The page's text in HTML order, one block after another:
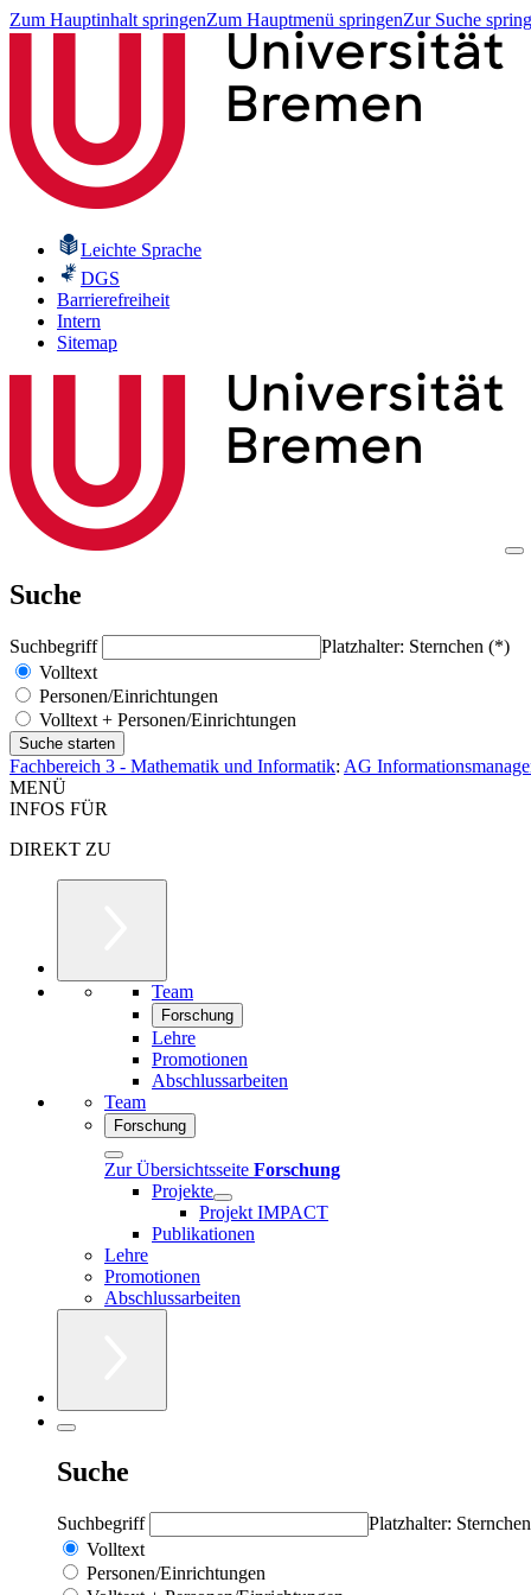
Zum Hauptinhalt springenZum Hauptmenü springenZur Suche
Leichte Sprache
DGS
Barrierefreiheit
Intern
Sitemap
Suche
Suchbegriff
Platzhalter: Sternchen (*)
Volltext
Personen/Einrichtungen
Volltext + Personen/Einrichtungen
Fachbereich 3 - Mathematik und Informatik: AG
MENÜ
INFOS FÜR
DIREKT ZU
Team
Forschung
Lehre
Promotionen
Abschlussarbeiten
Team
Forschung
Zur Übersichtsseite Forschung
Projekte
Projekt IMPACT
Publikationen
Lehre
Promotionen
Abschlussarbeiten
Suche
Suchbegriff
Platzhalter:
Volltext
Personen/Einrichtungen